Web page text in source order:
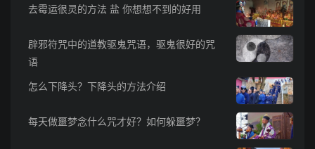
去霉运很灵的方法 盐 你想想不到的好用
辟邪符咒中的道教驱鬼咒语，驱鬼很好的咒
语
怎么下降头？下降头的方法介绍
每天做噩梦念什么咒才好？如何躲噩梦？